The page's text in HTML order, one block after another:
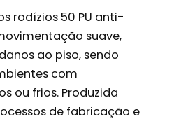
rodízios 50 PU anti-
suave,
ao piso, sendo
com
ou frios. Produzida
de fabricação e